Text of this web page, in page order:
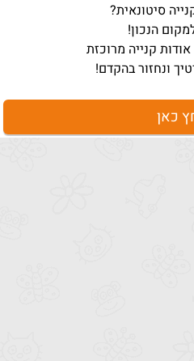
סיטונאית?
הנכון!
קנייה מרוכזת
ונחזור בהקדם!
כאן